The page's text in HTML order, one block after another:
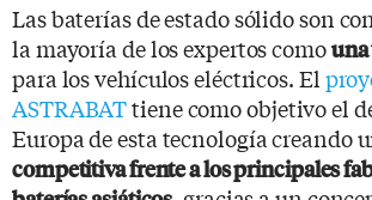
Las baterías de estado sólido son
la mayoría de los expertos comouna
para los vehículos eléctricos. El
ASTRABATtiene como objetivo el
Europa de esta tecnología creando
competitiva frente a los principales